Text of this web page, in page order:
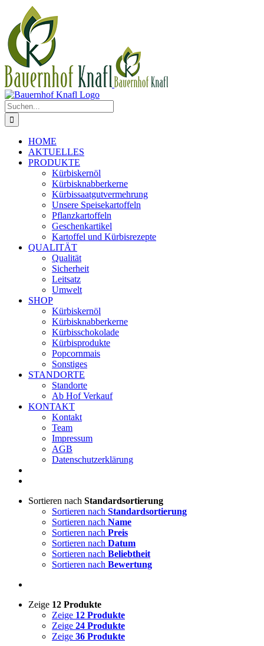
Inhalt
springen
Suche
nach:
HOME
AKTUELLES
PRODUKTE
Kürbiskernöl
Kürbisknabberkerne
Kürbissaatgutvermehrung
Unsere Speisekartoffeln
Pflanzkartoffeln
Geschenkartikel
Kartoffel und Kürbisrezepte
QUALITÄT
Qualität
Sicherheit
Leitsatz
Umwelt
SHOP
Kürbiskernöl
Kürbisknabberkerne
Kürbisschokolade
Kürbisprodukte
Popcornmais
Sonstiges
STANDORTE
Standorte
Ab Hof Verkauf
KONTAKT
Kontakt
Team
Impressum
AGB
Datenschutzerklärung
Sortieren nach Standardsortierung
Sortieren nach Standardsortierung
Sortieren nach Name
Sortieren nach Preis
Sortieren nach Datum
Sortieren nach Beliebtheit
Sortieren nach Bewertung
Zeige 12 Produkte
Zeige 12 Produkte
Zeige 24 Produkte
Zeige 36 Produkte